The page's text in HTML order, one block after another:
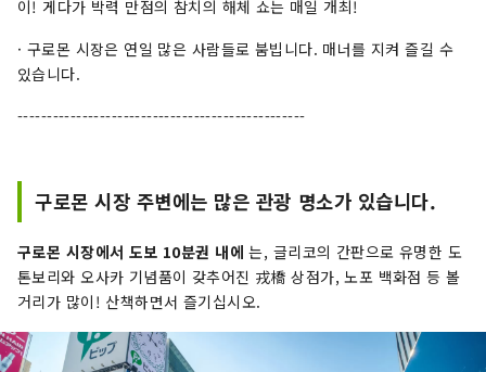
이! 게다가 박력 만점의 참치의 해체 쇼는 매일 개최!
· 구로몬 시장은 연일 많은 사람들로 붐빕니다. 매너를 지켜 즐길 수
있습니다.
-------------------------------------------------
구로몬 시장 주변에는 많은 관광 명소가 있습니다.
구로몬 시장에서 도보 10분권 내에 는, 글리코의 간판으로 유명한 도
톤보리와 오사카 기념품이 갖추어진 戎橋 상점가, 노포 백화점 등 볼
거리가 많이! 산책하면서 즐기십시오.